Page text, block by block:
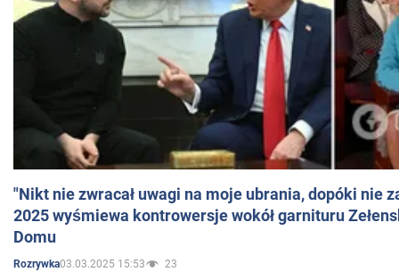
"Nikt nie zwracał uwagi na moje ubrania, dopóki nie
2025 wyśmiewa kontrowersje wokół garnituru
Domu
Rozrywka03.03.2025 15:53 23